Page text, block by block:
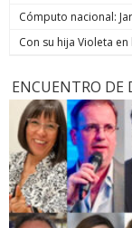
Cómputo nacional:
Con su hija Violeta
ENCUENTRO DE